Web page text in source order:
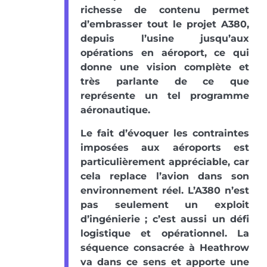
richesse de contenu permet
d’embrasser tout le projet A380,
depuis l’usine jusqu’aux
opérations en aéroport, ce qui
donne une vision complète et
très parlante de ce que
représente un tel programme
aéronautique.
Le fait d’évoquer les contraintes
imposées aux aéroports est
particulièrement appréciable, car
cela replace l’avion dans son
environnement réel. L’A380 n’est
pas seulement un exploit
d’ingénierie ; c’est aussi un défi
logistique et opérationnel. La
séquence consacrée à Heathrow
va dans ce sens et apporte une